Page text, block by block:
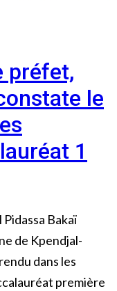
préfet,
le
1
Bakaï
de Kpendjal-
dans les
première